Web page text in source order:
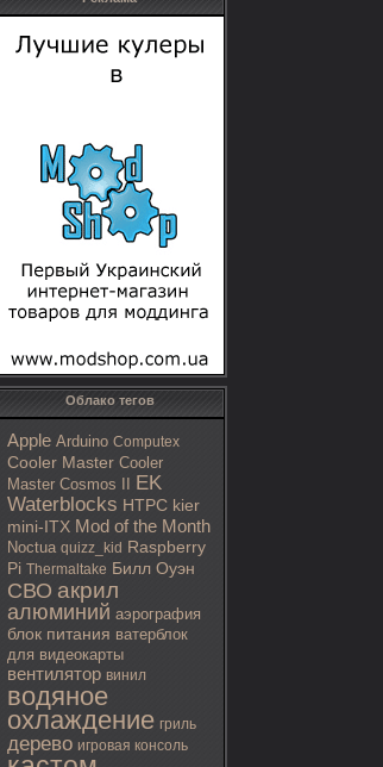
Облако тегов
Apple Arduino Computex
Cooler Master Cooler
Master Cosmos II
EK
Waterblocks HTPC kier
mini-ITX Mod of the Month
Noctua quizz_kid Raspberry
Pi Thermaltake Билл Оуэн
СВО акрил
алюминий аэрография
блок питания ватерблок
для видеокарты
вентилятор винил
водяное
охлаждение гриль
дерево игровая консоль